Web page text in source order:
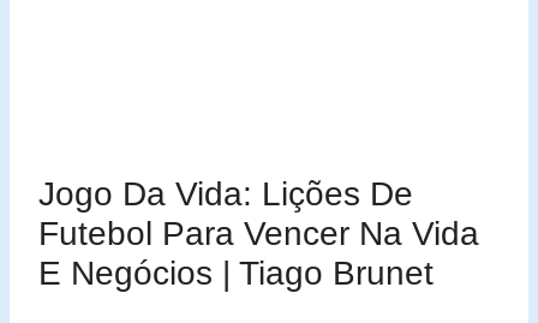
Jogo Da Vida: Lições De
Futebol Para Vencer Na Vida
E Negócios | Tiago Brunet